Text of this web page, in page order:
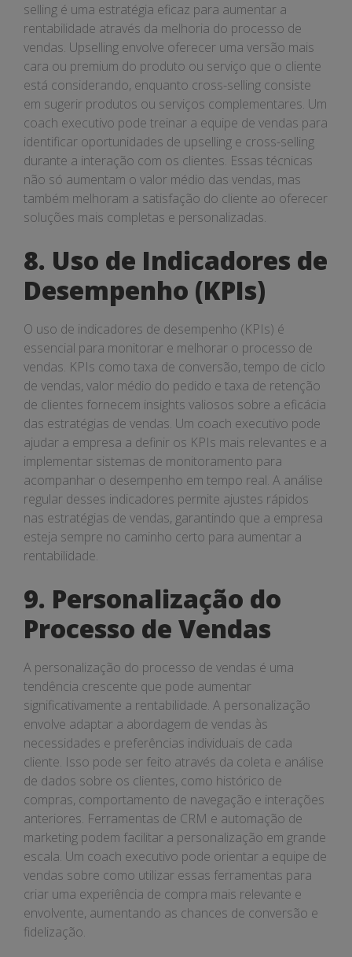
selling é uma estratégia eficaz para aumentar a
rentabilidade através da melhoria do processo de
vendas. Upselling envolve oferecer uma versão mais
cara ou premium do produto ou serviço que o cliente
está considerando, enquanto cross-selling consiste
em sugerir produtos ou serviços complementares. Um
coach executivo pode treinar a equipe de vendas para
identificar oportunidades de upselling e cross-selling
durante a interação com os clientes. Essas técnicas
não só aumentam o valor médio das vendas, mas
também melhoram a satisfação do cliente ao oferecer
soluções mais completas e personalizadas.
8. Uso de Indicadores de
Desempenho (KPIs)
O uso de indicadores de desempenho (KPIs) é
essencial para monitorar e melhorar o processo de
vendas. KPIs como taxa de conversão, tempo de ciclo
de vendas, valor médio do pedido e taxa de retenção
de clientes fornecem insights valiosos sobre a eficácia
das estratégias de vendas. Um coach executivo pode
ajudar a empresa a definir os KPIs mais relevantes e a
implementar sistemas de monitoramento para
acompanhar o desempenho em tempo real. A análise
regular desses indicadores permite ajustes rápidos
nas estratégias de vendas, garantindo que a empresa
esteja sempre no caminho certo para aumentar a
rentabilidade.
9. Personalização do
Processo de Vendas
A personalização do processo de vendas é uma
tendência crescente que pode aumentar
significativamente a rentabilidade. A personalização
envolve adaptar a abordagem de vendas às
necessidades e preferências individuais de cada
cliente. Isso pode ser feito através da coleta e análise
de dados sobre os clientes, como histórico de
compras, comportamento de navegação e interações
anteriores. Ferramentas de CRM e automação de
marketing podem facilitar a personalização em grande
escala. Um coach executivo pode orientar a equipe de
vendas sobre como utilizar essas ferramentas para
criar uma experiência de compra mais relevante e
envolvente, aumentando as chances de conversão e
fidelização.